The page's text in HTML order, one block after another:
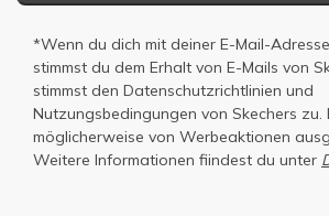
*Wenn du dich mit deiner E-Mail-
stimmst du dem Erhalt von E-Mails von
stimmst den Datenschutzrichtlinien und
Nutzungsbedingungen von Skechers zu.
möglicherweise von Werbeaktionen
Weitere Informationen fiindest du unter